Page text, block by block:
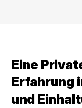
Eine
Erfahrung
und